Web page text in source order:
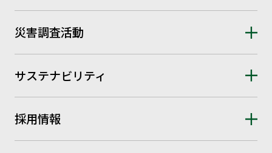
災害調査活動
サステナビリティ
採用情報